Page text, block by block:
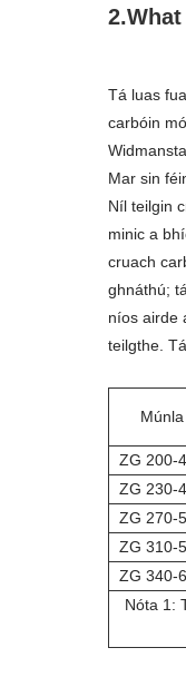
Tá luas
carbóin
Mar sin
Níl teilgin
minic a
cruach
ghnáthú;
níos airde
teilgthe.
Múnla
ZG 200-
ZG 230-
ZG 270-
ZG 310-
ZG 340-
Nóta 1: